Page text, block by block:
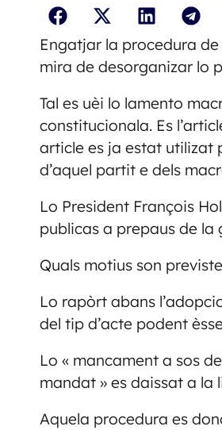
Engatjar la procedura
mira de desorganizar lo
Tal es uèi lo lamento
constitucionala. Es
article es ja estat utilizat
d’aquel partit e dels
Lo President François
publicas a prepaus de la
Quals motius son
Lo rapòrt abans
del tip d’acte podent
Lo « mancament a sos
mandat » es daissat a la
Aquela procedura es